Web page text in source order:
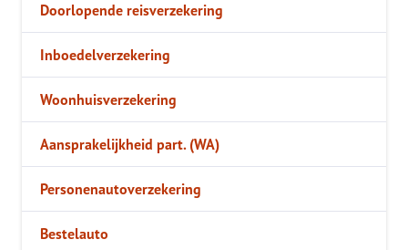
Doorlopende reisverzekering
Inboedelverzekering
Woonhuisverzekering
Aansprakelijkheid part. (WA)
Personenautoverzekering
Bestelauto